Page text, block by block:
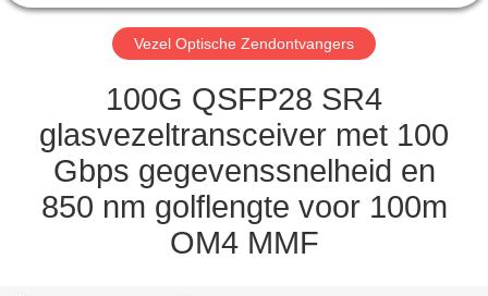
VERZOEK
OM EEN
CITAAT
SITEMAP
PRIVACY
Vezel Optische Zendontvangers
100G QSFP28 SR4
glasvezeltransceiver met 100
Gbps gegevenssnelheid en
850 nm golflengte voor 100m
OM4 MMF